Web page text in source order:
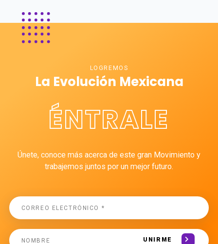
LOGREMOS
La Evolución Mexicana
ÉNTRALE
Únete, conoce más acerca de este gran Movimiento y
trabajemos juntos por un mejor futuro.
UNIRME